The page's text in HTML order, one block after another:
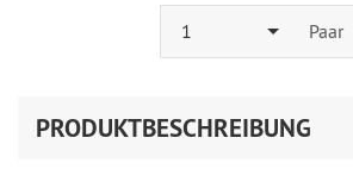
1 Paar
PRODUKTBESCHREIBUNG